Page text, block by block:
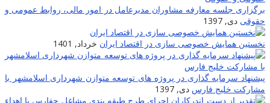
برگزاری جلسه معارفه مشاوران مدیرعامل در امور مالی، روابط عمومی و
حقوقی دی, 1397
نخستین همایش خصوصی سازی در اقتصاد ایران خرداد, 1401
پیشنهاد سرمایه گذاری در پروژه های توسعه متوازن شهرداری اسلامشهر با
مشارکت خلیج فارس دی, 1397